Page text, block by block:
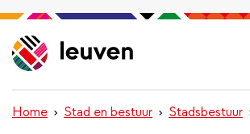
Overslaan
en
naar
inhoud
gaan
Home Stad en bestuur Stadsbestuur